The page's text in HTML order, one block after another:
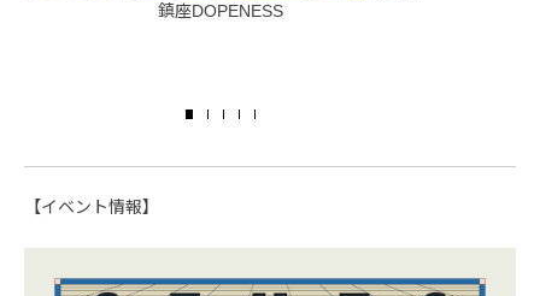
鎮座DOPENESS
【イベント情報】